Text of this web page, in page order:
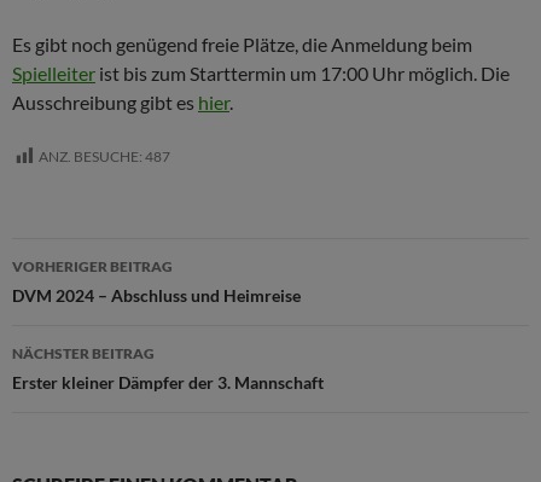
Es gibt noch genügend freie Plätze, die Anmeldung beim
Spielleiter ist bis zum Starttermin um 17:00 Uhr möglich. Die
Ausschreibung gibt es hier.
ANZ. BESUCHE: 487
Beitragsnavigation
VORHERIGER BEITRAG
DVM 2024 – Abschluss und Heimreise
NÄCHSTER BEITRAG
Erster kleiner Dämpfer der 3. Mannschaft